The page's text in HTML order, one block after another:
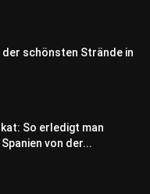
der schönsten Strände in
So erledigt man
von der...